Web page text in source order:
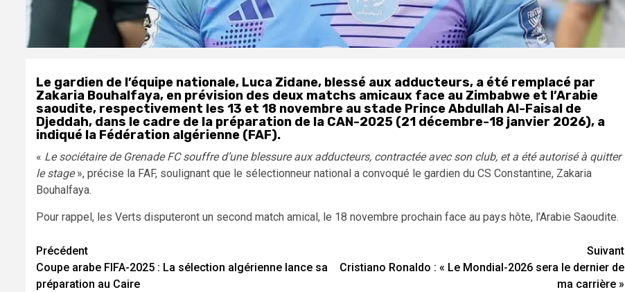
Le gardien de l’équipe nationale, Luca Zidane, blessé aux adducteurs, a été remplacé par
Zakaria Bouhalfaya, en prévision des deux matchs amicaux face au Zimbabwe et l’Arabie
saoudite, respectivement les 13 et 18 novembre au stade Prince Abdullah Al-Faisal de
Djeddah, dans le cadre de la préparation de la CAN-2025 (21 décembre-18 janvier 2026), a
indiqué la Fédération algérienne (FAF).
« Le sociétaire de Grenade FC souffre d’une blessure aux adducteurs, contractée avec son club, et a été autorisé à quitter
le stage», précise la FAF, soulignant que le sélectionneur national a convoqué le gardien du CS Constantine, Zakaria
Bouhalfaya.
Pour rappel, les Verts disputeront un second match amical, le 18 novembre prochain face au pays hôte, l’Arabie Saoudite.
Navigation
d’article
Précédent
Coupe arabe FIFA-2025 : La sélection algérienne lance sa
préparation au Caire
Suivant
Cristiano Ronaldo : « Le Mondial-2026 sera le dernier de
ma carrière »